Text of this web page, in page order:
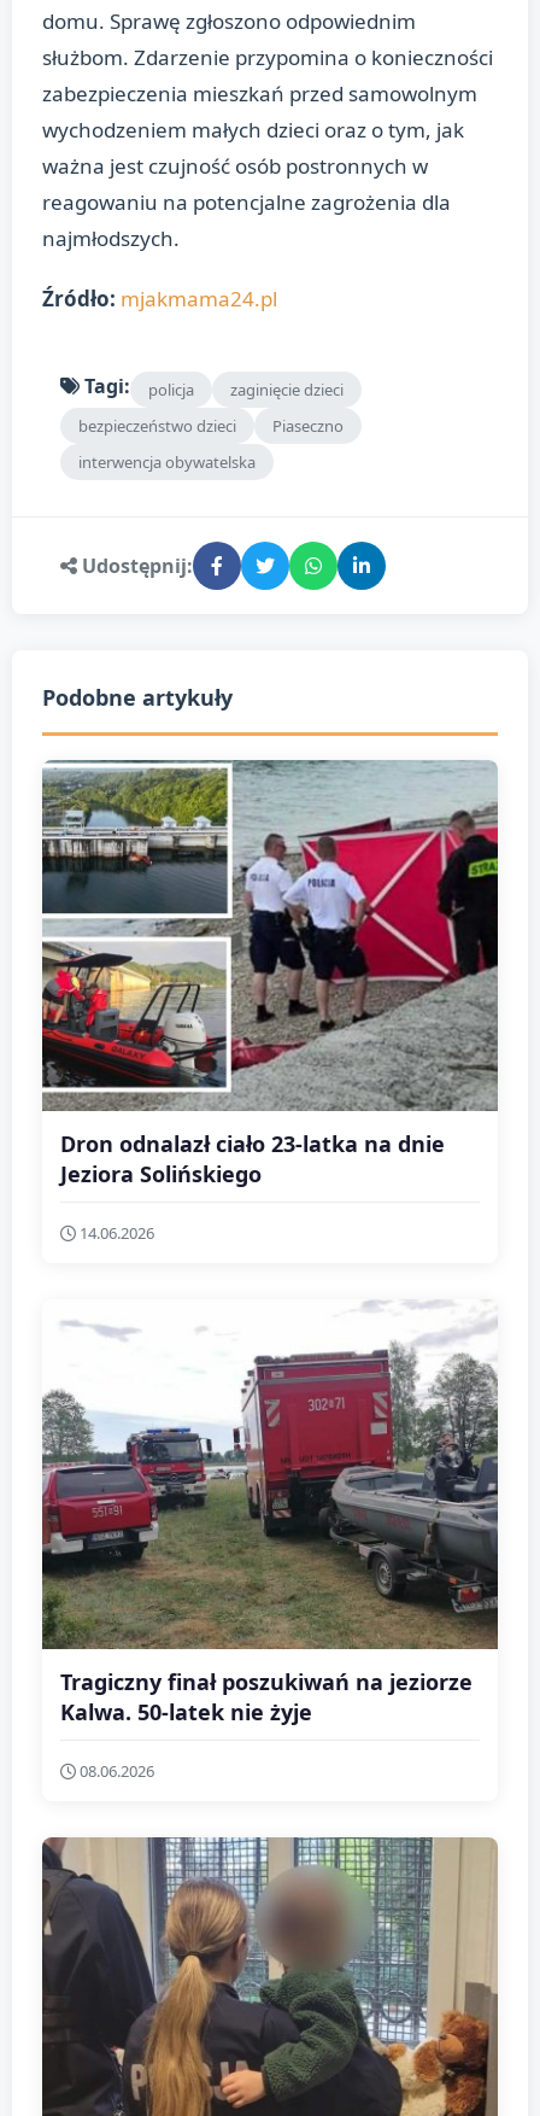
domu. Sprawę zgłoszono odpowiednim
służbom. Zdarzenie przypomina o konieczności
zabezpieczenia mieszkań przed samowolnym
wychodzeniem małych dzieci oraz o tym, jak
ważna jest czujność osób postronnych w
reagowaniu na potencjalne zagrożenia dla
najmłodszych.
Źródło: mjakmama24.pl
Tagi: policja
zaginięcie dzieci
bezpieczeństwo dzieci
Piaseczno
interwencja obywatelska
Udostępnij:
Podobne artykuły
Dron odnalazł ciało 23-latka na dnie
Jeziora Solińskiego
14.06.2026
Tragiczny finał poszukiwań na jeziorze
Kalwa. 50-latek nie żyje
08.06.2026